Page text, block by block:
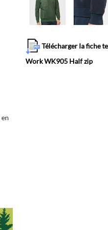
Télécharger la fiche
Work WK905 Half zip